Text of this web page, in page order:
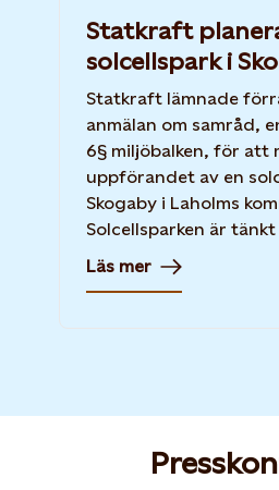
Statkraft
solcellspark i
Statkraft lämnade
anmälan om samråd,
6§ miljöbalken, för att
uppförandet av en
Skogaby i Laholms
Solcellsparken är
Läs mer